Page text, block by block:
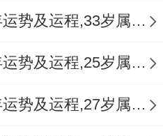
牛、兔，则形成家族
午冲，是岁破冲克婚
1991年属羊女2024年运势及运程,33岁属羊人2024全年每月运势女性如何
1999年属兔女2024年运势及运程,25岁属兔人2024全年每月运势女性如何
1997年属牛女2024年运势及运程,27岁属牛人2024全年每月运势女性如何